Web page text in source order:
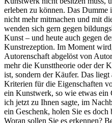
erleben zu können. Das Dumme
nicht mehr mitmachen und mit
wenden sich gern gegen
Kunst – und heute auch gegen
Kunstrezeption. Im Moment
Autorenschaft abgelöst von
mehr die Kunsttheorie oder der
ist, sondern der Käufer. Das liegt
Kriterien für die Eigenschaften
ein Kunstwerk, so wie etwas ein
ich jetzt zu Ihnen sagte, im
ein Geschenk, holen Sie es
Woran sollen Sie es erkennen?